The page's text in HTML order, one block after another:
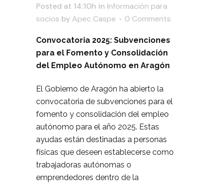
Posted at 14:10h in Información para
socios by Apec Caspe 0 Comments
Convocatoria 2025: Subvenciones
para el Fomento y Consolidación
del Empleo Autónomo en Aragón
El Gobierno de Aragón ha abierto la
convocatoria de subvenciones para el
fomento y consolidación del empleo
autónomo para el año 2025. Estas
ayudas están destinadas a personas
físicas que deseen establecerse como
trabajadoras autónomas o
emprendedores dentro de la